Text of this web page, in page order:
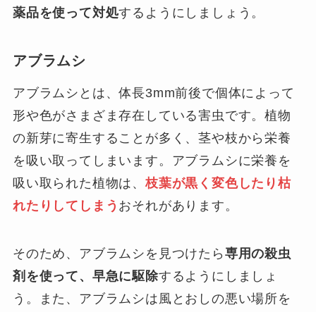
薬品を使って対処するようにしましょう。
アブラムシ
アブラムシとは、体長3mm前後で個体によって
形や色がさまざま存在している害虫です。植物
の新芽に寄生することが多く、茎や枝から栄養
を吸い取ってしまいます。アブラムシに栄養を
吸い取られた植物は、 枝葉が黒く変色したり枯
れたりしてしまう おそれがあります。
そのため、アブラムシを見つけたら 専用の殺虫
剤を使って、早急に駆除するようにしましょ
う。また、アブラムシは風とおしの悪い場所を